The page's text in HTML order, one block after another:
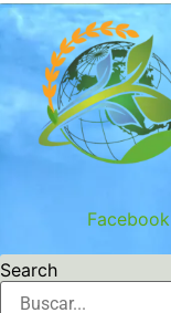
Ir
para
conteúdo
Facebook
Search